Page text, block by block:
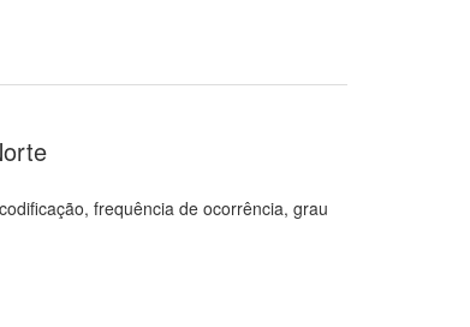
frequência de ocorrência, grau